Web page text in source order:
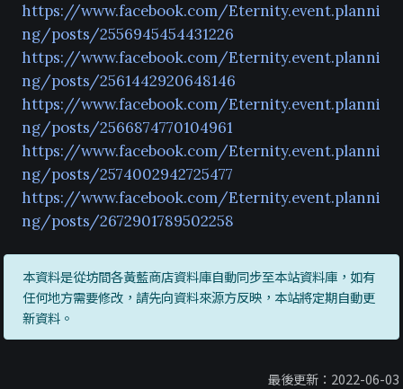
https://www.facebook.com/Eternity.event.planni
ng/posts/2556945454431226
https://www.facebook.com/Eternity.event.planni
ng/posts/2561442920648146
https://www.facebook.com/Eternity.event.planni
ng/posts/2566874770104961
https://www.facebook.com/Eternity.event.planni
ng/posts/2574002942725477
https://www.facebook.com/Eternity.event.planni
ng/posts/2672901789502258
本資料是從坊間各黃藍商店資料庫自動同步至本站資料庫，如有
任何地方需要修改，請先向資料來源方反映，本站將定期自動更
新資料。
最後更新：2022-06-03